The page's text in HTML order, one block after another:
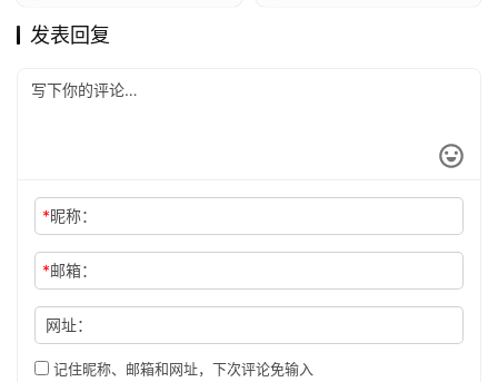
发表回复
*昵称：
*邮箱：
网址：
记住昵称、邮箱和网址，下次评论免输入